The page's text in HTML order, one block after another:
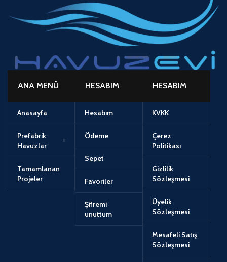
ANA MENÜ
Anasayfa
Prefabrik
Havuzlar
Tamamlanan
Projeler
HESABIM
Hesabım
Ödeme
Sepet
Favoriler
Şifremi
unuttum
HESABIM
KVKK
Çerez
Politikası
Gizlilik
Sözleşmesi
Üyelik
Sözleşmesi
Mesafeli Satış
Sözleşmesi